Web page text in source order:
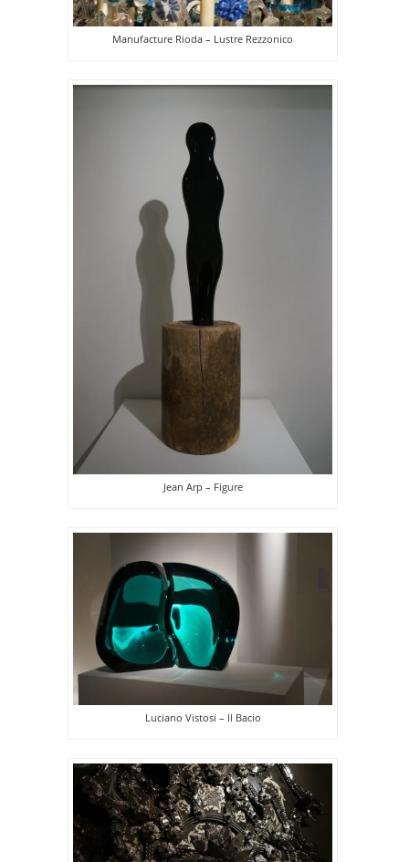
Manufacture Rioda – Lustre Rezzonico
Jean Arp – Figure
Luciano Vistosi – Il Bacio